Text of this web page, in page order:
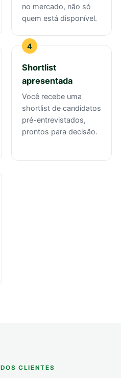
no mercado, não só
quem está disponível.
Shortlist
apresentada
Você recebe uma
shortlist de candidatos
pré-entrevistados,
prontos para decisão.
CLIENTES